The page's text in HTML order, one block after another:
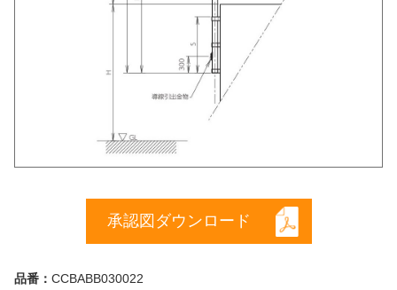
承認図ダウンロード
品番： CCBABB030022